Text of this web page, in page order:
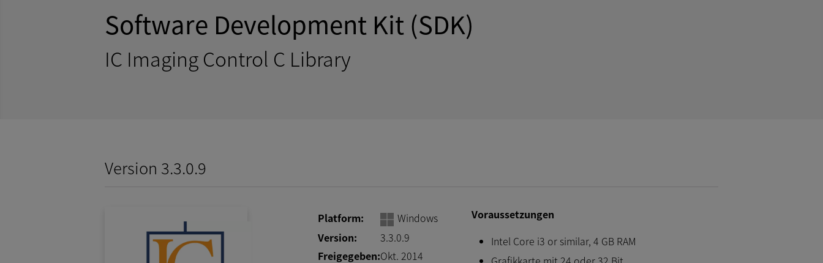
Software Development Kit (SDK)
IC Imaging Control C Library
Version 3.3.0.9
Platform:
Windows
Version:
3.3.0.9
Freigegeben:Okt. 2014
Voraussetzungen
Intel Core i3 or similar, 4 GB RAM